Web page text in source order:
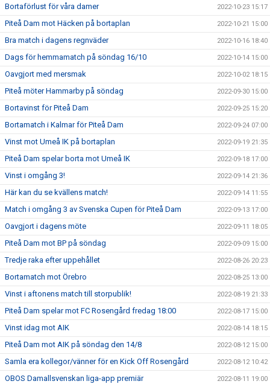
Bortaförlust för våra damer 2022-10-23 15:17
Piteå Dam mot Häcken på bortaplan 2022-10-21 15:00
Bra match i dagens regnväder 2022-10-16 18:40
Dags för hemmamatch på söndag 16/10 2022-10-14 15:00
Oavgjort med mersmak 2022-10-02 18:15
Piteå möter Hammarby på söndag 2022-09-30 15:00
Bortavinst för Piteå Dam 2022-09-25 15:20
Bortamatch i Kalmar för Piteå Dam 2022-09-24 07:00
Vinst mot Umeå IK på bortaplan 2022-09-19 21:35
Piteå Dam spelar borta mot Umeå IK 2022-09-18 17:00
Vinst i omgång 3! 2022-09-14 21:36
Här kan du se kvällens match! 2022-09-14 11:55
Match i omgång 3 av Svenska Cupen för Piteå Dam 2022-09-13 17:00
Oavgjort i dagens möte 2022-09-11 18:05
Piteå Dam mot BP på söndag 2022-09-09 15:00
Tredje raka efter uppehållet 2022-08-26 20:23
Bortamatch mot Örebro 2022-08-25 13:00
Vinst i aftonens match till storpublik! 2022-08-19 21:33
Piteå Dam spelar mot FC Rosengård fredag 18:00 2022-08-17 15:00
Vinst idag mot AIK 2022-08-14 18:15
Piteå Dam mot AIK på söndag den 14/8 2022-08-12 15:00
Samla era kollegor/vänner för en Kick Off Rosengård 2022-08-12 10:42
OBOS Damallsvenskan liga-app premiär 2022-08-11 19:00